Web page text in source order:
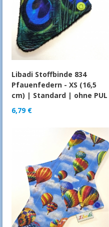
Libadi Stoffbinde 834
Pfauenfedern - XS (16,5
cm) | Standard | ohne PUL
6,79 €